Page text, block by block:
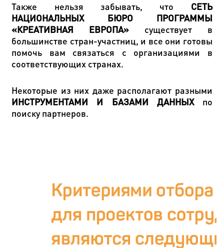
Также нельзя забывать, что СЕТЬ
НАЦИОНАЛЬНЫХ БЮРО ПРОГРАММЫ
«КРЕАТИВНАЯ ЕВРОПА» существует в
большинстве стран-участниц, и все они готовы
помочь вам связаться с организациями в
соответствующих странах.
Некоторые из них даже располагают разными
ИНСТРУМЕНТАМИ И БАЗАМИ ДАННЫХпо
поиску партнеров.